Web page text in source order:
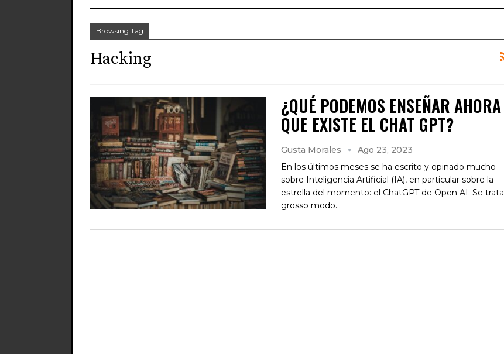
Browsing Tag
Hacking
¿QUÉ PODEMOS ENSEÑAR AHORA
QUE EXISTE EL CHAT GPT?
Gusta Morales
Ago 23, 2023
En los últimos meses se ha escrito y opinado mucho
sobre Inteligencia Artificial (IA), en particular sobre la
estrella del momento: el ChatGPT de Open AI. Se trata
grosso modo…